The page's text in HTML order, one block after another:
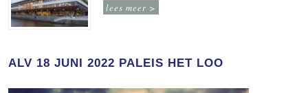
lees meer >
ALV 18 JUNI 2022 PALEIS HET LOO